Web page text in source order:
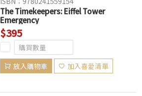
The Timekeepers: Eiffel Tower
Emergency
$395
放入購物車 加入喜愛清單